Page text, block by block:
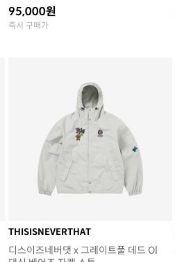
95,000원
즉시 구매가
THISISNEVERTHAT
디스이즈네버댓 x 그레이트풀 데드 Ol